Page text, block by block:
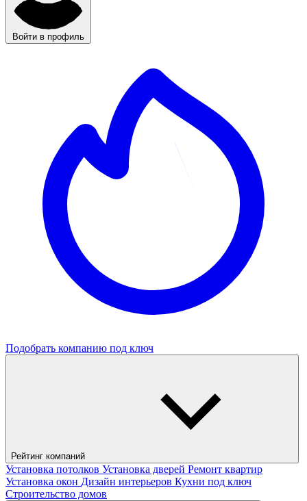
Войти в профиль
Подобрать компанию под ключ
Рейтинг компаний
Установка потолков Установка дверей Ремонт квартир
Установка окон Дизайн интерьеров Кухни под ключ
Строительство домов